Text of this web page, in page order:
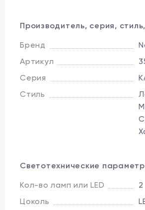
Производитель, серия,
Бренд
Артикул
Серия
Стиль
Светотехнические
Кол-во ламп или LED
2
Цоколь